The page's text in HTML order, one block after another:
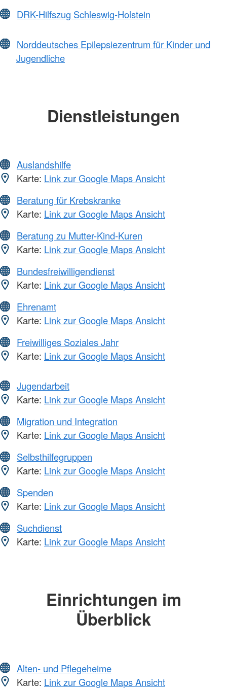
DRK-Hilfszug Schleswig-Holstein
Norddeutsches Epilepsiezentrum für Kinder und
Jugendliche
Dienstleistungen
Auslandshilfe
Karte: Link zur Google Maps Ansicht
Beratung für Krebskranke
Karte: Link zur Google Maps Ansicht
Beratung zu Mutter-Kind-Kuren
Karte: Link zur Google Maps Ansicht
Bundesfreiwilligendienst
Karte: Link zur Google Maps Ansicht
Ehrenamt
Karte: Link zur Google Maps Ansicht
Freiwilliges Soziales Jahr
Karte: Link zur Google Maps Ansicht
Jugendarbeit
Karte: Link zur Google Maps Ansicht
Migration und Integration
Karte: Link zur Google Maps Ansicht
Selbsthilfegruppen
Karte: Link zur Google Maps Ansicht
Spenden
Karte: Link zur Google Maps Ansicht
Suchdienst
Karte: Link zur Google Maps Ansicht
Einrichtungen im
Überblick
Alten- und Pflegeheime
Karte: Link zur Google Maps Ansicht